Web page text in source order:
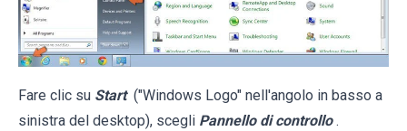
Fare clic su Start ("Windows Logo" nell'angolo in basso a
sinistra del desktop), scegli Pannello di controllo .